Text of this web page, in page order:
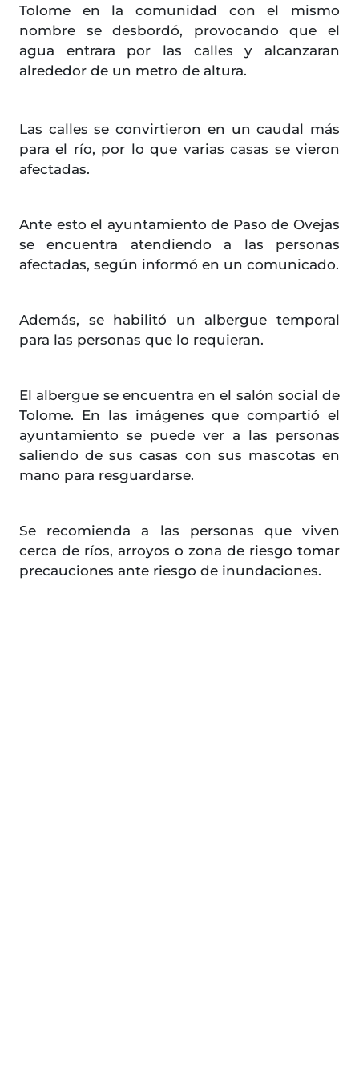
Tolome en la comunidad con el mismo
nombre se desbordó, provocando que el
agua entrara por las calles y alcanzaran
alrededor de un metro de altura.
Las calles se convirtieron en un caudal más
para el río, por lo que varias casas se vieron
afectadas.
Ante esto el ayuntamiento de Paso de Ovejas
se encuentra atendiendo a las personas
afectadas, según informó en un comunicado.
Además, se habilitó un albergue temporal
para las personas que lo requieran.
El albergue se encuentra en el salón social de
Tolome. En las imágenes que compartió el
ayuntamiento se puede ver a las personas
saliendo de sus casas con sus mascotas en
mano para resguardarse.
Se recomienda a las personas que viven
cerca de ríos, arroyos o zona de riesgo tomar
precauciones ante riesgo de inundaciones.